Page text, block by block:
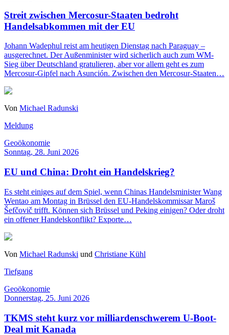
Streit zwischen Mercosur-Staaten bedroht
Handelsabkommen mit der EU
Johann Wadephul reist am heutigen Dienstag nach Paraguay –
ausgerechnet. Der Außenminister wird sicherlich auch zum WM-
Sieg über Deutschland gratulieren, aber vor allem geht es zum
Mercosur-Gipfel nach Asunción. Zwischen den Mercosur-Staaten…
Von Michael Radunski
Meldung
Geoökonomie
Sonntag, 28. Juni 2026
EU und China: Droht ein Handelskrieg?
Es steht einiges auf dem Spiel, wenn Chinas Handelsminister Wang
Wentao am Montag in Brüssel den EU-Handelskommissar Maroš
Šefčovič trifft. Können sich Brüssel und Peking einigen? Oder droht
ein offener Handelskonflikt? Exporte…
Von Michael Radunski und Christiane Kühl
Tiefgang
Geoökonomie
Donnerstag, 25. Juni 2026
TKMS steht kurz vor milliardenschwerem U-Boot-
Deal mit Kanada